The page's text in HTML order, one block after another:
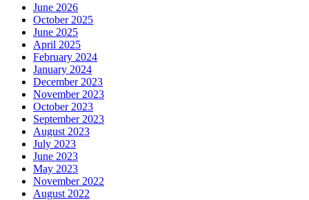
June 2026
October 2025
June 2025
April 2025
February 2024
January 2024
December 2023
November 2023
October 2023
September 2023
August 2023
July 2023
June 2023
May 2023
November 2022
August 2022